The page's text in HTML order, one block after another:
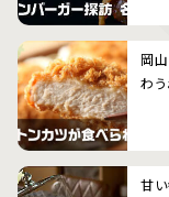
岡
わ
甘